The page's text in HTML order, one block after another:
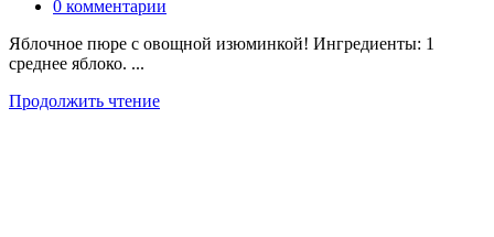
0 комментарии
Яблочное пюре с овощной изюминкой! Ингредиенты: 1
среднее яблоко. ...
Продолжить чтение